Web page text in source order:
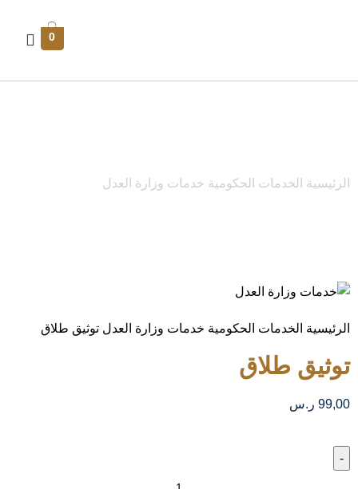
0
الرئيسية الخدمات الحكومية خدمات وزارة العدل
الرئيسية الخدمات الحكومية خدمات وزارة العدل توثيق طلاق
توثيق طلاق
99,00 ر.س